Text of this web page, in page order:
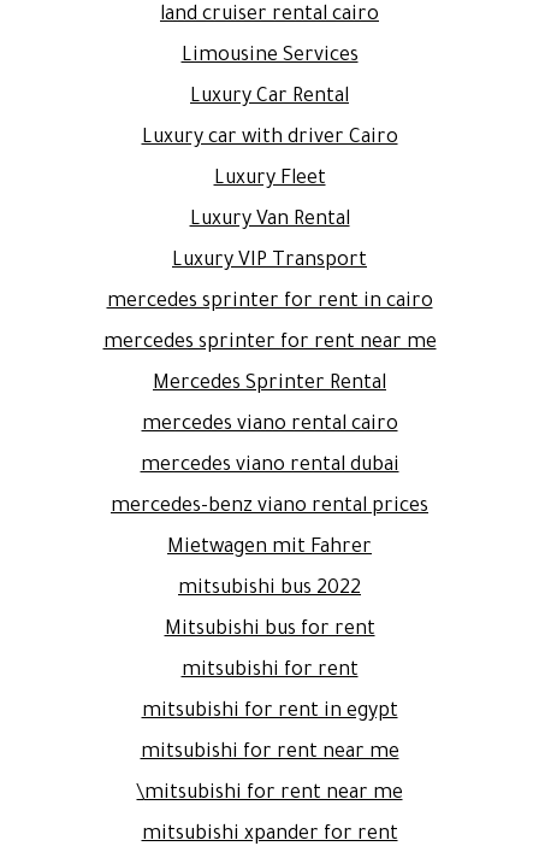
land cruiser rental cairo
Limousine Services
Luxury Car Rental
Luxury car with driver Cairo
Luxury Fleet
Luxury Van Rental
Luxury VIP Transport
mercedes sprinter for rent in cairo
mercedes sprinter for rent near me
Mercedes Sprinter Rental
mercedes viano rental cairo
mercedes viano rental dubai
mercedes-benz viano rental prices
Mietwagen mit Fahrer
mitsubishi bus 2022
Mitsubishi bus for rent
mitsubishi for rent
mitsubishi for rent in egypt
mitsubishi for rent near me
mitsubishi for rent near me\
mitsubishi xpander for rent